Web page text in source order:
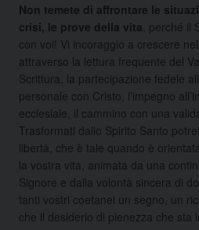
Non temete di affrontare le
crisi, le prove della vita , perché
con voi! Vi incoraggio a crescere
attraverso la lettura frequente del
Scrittura, la partecipazione fedele
personale con Cristo, l’impegno
ecclesiale, il cammino con una
Trasformati dallo Spirito Santo
libertà, che è tale quando è
la vostra vita, animata da una
Signore e dalla volontà sincera di
tanti vostri coetanei un segno, un
che il desiderio di pienezza che sta